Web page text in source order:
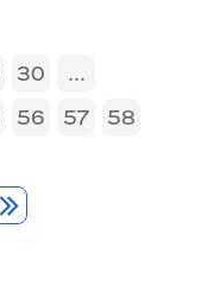
30
...
56 57
58